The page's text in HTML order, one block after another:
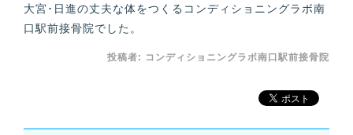
大宮･日進の丈夫な体をつくるコンディショニングラボ南
口駅前接骨院でした。
投稿者: コンディショニングラボ南口駅前接骨院